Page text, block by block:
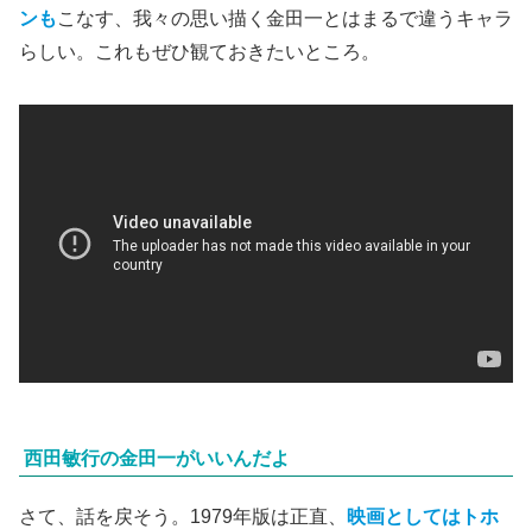
ンも こなす、我々の思い描く金田一とはまるで違うキャラ
らしい。これもぜひ観ておきたいところ。
西田敏行の金田一がいいんだよ
さて、話を戻そう。1979年版は正直、 映画としてはトホ